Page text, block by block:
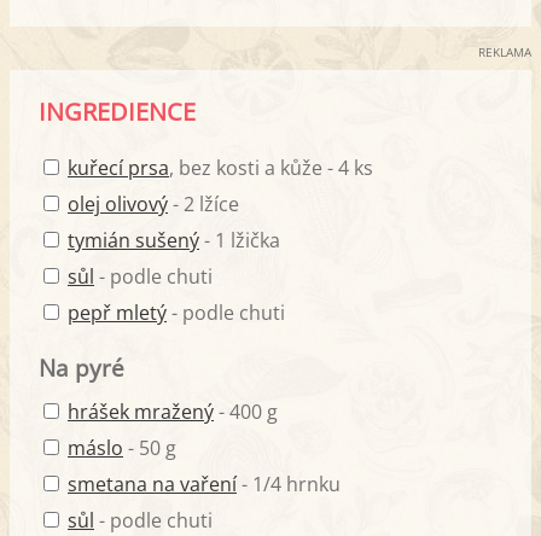
REKLAMA
INGREDIENCE
kuřecí prsa, bez kosti a kůže - 4 ks
olej olivový- 2 lžíce
tymián sušený- 1 lžička
sůl - podle chuti
pepř mletý- podle chuti
Na pyré
hrášek mražený- 400 g
máslo - 50 g
smetana na vaření- 1/4 hrnku
sůl - podle chuti